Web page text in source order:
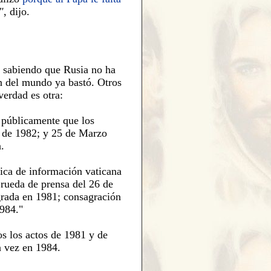
, dijo.
que Rusia no ha
del mundo ya bastó. Otros
es otra:
que los
1982; y 25 de Marzo
de información vaticana
de prensa del 26 de
en 1981; consagración
los actos de 1981 y de
vez en 1984.